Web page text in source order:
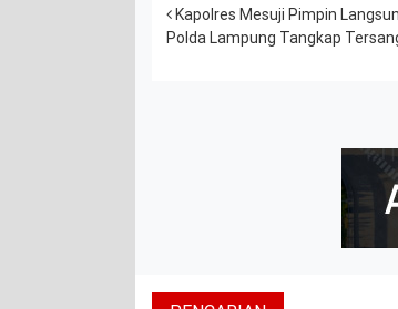
Post navigation
Kapolres Mesuji Pimpin
Polda Lampung Tangkap